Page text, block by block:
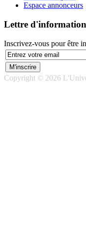
Espace annonceurs
Lettre d'information
Inscrivez-vous pour être
Copyright © 2026